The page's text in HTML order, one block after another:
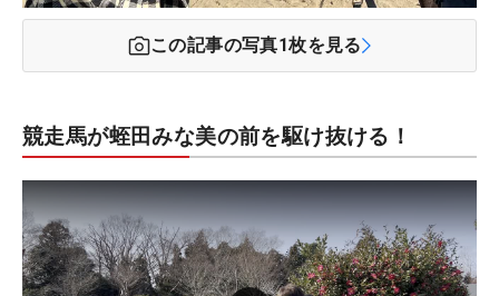
この記事の写真1枚を見る
競走馬が蛭田みな美の前を駆け抜ける！